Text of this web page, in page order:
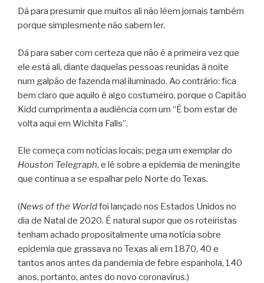
Dá para presumir que muitos ali não lêem jornais também
porque simplesmente não sabem ler.
Dá para saber com certeza que não é a primeira vez que
ele está ali, diante daquelas pessoas reunidas à noite
num galpão de fazenda mal iluminado. Ao contrário: fica
bem claro que aquilo é algo costumeiro, porque o Capitão
Kidd cumprimenta a audiência com um “É bom estar de
volta aqui em Wichita Falls”.
Ele começa com notícias locais; pega um exemplar do
Houston Telegraph, e lê sobre a epidemia de meningite
que continua a se espalhar pelo Norte do Texas.
(News of the Worldfoi lançado nos Estados Unidos no
dia de Natal de 2020. É natural supor que os roteiristas
tenham achado propositalmente uma notícia sobre
epidemia que grassava no Texas ali em 1870, 40 e
tantos anos antes da pandemia de febre espanhola, 140
anos, portanto, antes do novo coronavírus.)